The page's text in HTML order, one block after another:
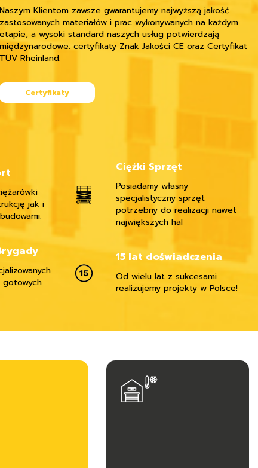
Naszym Klientom zawsze gwarantujemy najwyższą jakość
zastosowanych materiałów i prac wykonywanych na każdym
etapie, a wysoki standard naszych usług potwierdzają
międzynarodowe: certyfikaty Znak Jakości CE oraz Certyfikat
TÜV Rheinland.
Certyfikaty
jak i
Ciężki Sprzęt
Posiadamy własny
specjalistyczny sprzęt
potrzebny do realizacji nawet
największych hal
15 lat doświadczenia
Od wielu lat z sukcesami
realizujemy projekty w Polsce!